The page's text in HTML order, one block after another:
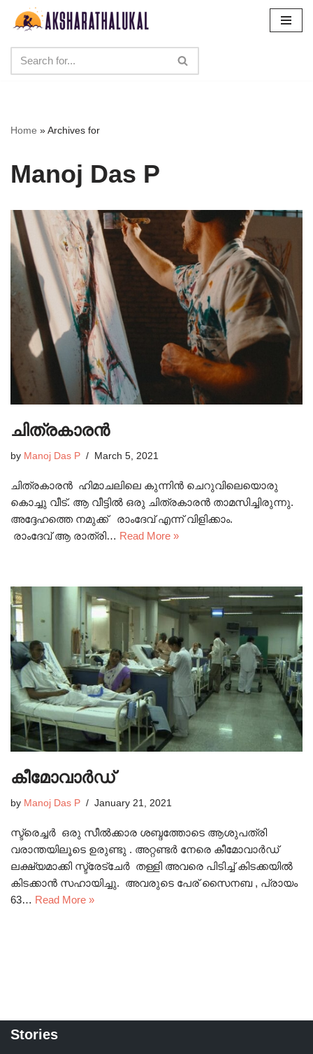
content
Home »Archives for
Manoj Das P
ചിത്രകാരന്‍
by Manoj Das P March 5, 2021
ചിത്രകാരൻ ഹിമാചലിലെ കുന്നിൻ ചെറുവിലെയൊരു
കൊച്ചു വീട്. ആ വീട്ടിൽ ഒരു ചിത്രകാരൻ താമസിച്ചിരുന്നു.
അദ്ദേഹത്തെ നമുക്ക് രാംദേവ് എന്ന് വിളിക്കാം.
രാംദേവ് ആ രാത്രി… Read More »
കീമോവാര്‍ഡ്
by Manoj Das P January 21, 2021
സ്ട്രെച്ചര്‍ ഒരു സീല്‍ക്കാര ശബ്ദത്തോടെ ആശുപത്രി
വരാന്തയിലൂടെ ഉരുണ്ടു . അറ്റണ്ടര്‍ നേരെ കീമോവാര്‍ഡ്
ലക്ഷ്യമാക്കി സ്ട്രേട്ചേര്‍ തള്ളി അവരെ പിടിച്ച് കിടക്കയില്‍
കിടക്കാന്‍ സഹായിച്ചു. അവരുടെ പേര് സൈനബ , പ്രായം
63… Read More »
Stories